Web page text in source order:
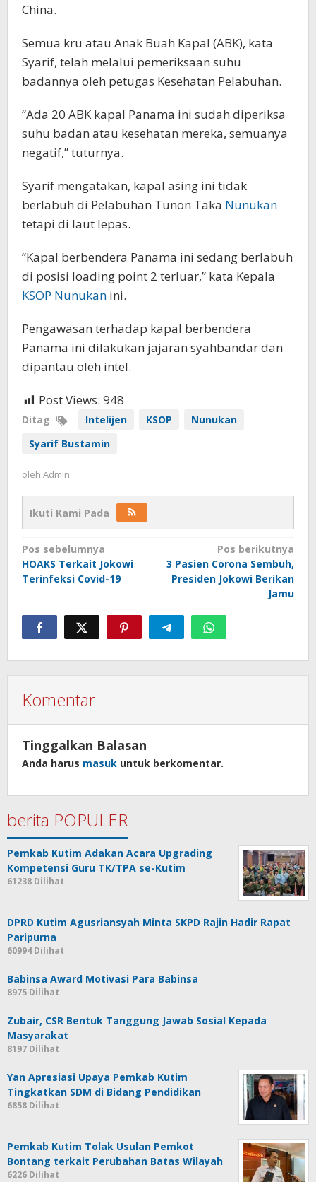
China.
Semua kru atau Anak Buah Kapal (ABK), kata
Syarif, telah melalui pemeriksaan suhu
badannya oleh petugas Kesehatan Pelabuhan.
“Ada 20 ABK kapal Panama ini sudah diperiksa
suhu badan atau kesehatan mereka, semuanya
negatif,” tuturnya.
Syarif mengatakan, kapal asing ini tidak
berlabuh di Pelabuhan Tunon Taka Nunukan
tetapi di laut lepas.
“Kapal berbendera Panama ini sedang berlabuh
di posisi loading point 2 terluar,” kata Kepala
KSOP Nunukan ini.
Pengawasan terhadap kapal berbendera
Panama ini dilakukan jajaran syahbandar dan
dipantau oleh intel.
Post Views: 948
Ditag Intelijen KSOP
Nunukan
Syarif Bustamin
oleh Admin
Ikuti Kami Pada
Navigasi
pos
Pos sebelumnya
HOAKS Terkait Jokowi
Terinfeksi Covid-19
Pos berikutnya
3 Pasien Corona Sembuh,
Presiden Jokowi Berikan
Jamu
Komentar
Tinggalkan Balasan
Anda harus masuk untuk berkomentar.
berita POPULER
Pemkab Kutim Adakan Acara Upgrading
Kompetensi Guru TK/TPA se-Kutim
61238 Dilihat
DPRD Kutim Agusriansyah Minta SKPD Rajin Hadir Rapat
Paripurna
60994 Dilihat
Babinsa Award Motivasi Para Babinsa
8975 Dilihat
Zubair, CSR Bentuk Tanggung Jawab Sosial Kepada
Masyarakat
8197 Dilihat
Yan Apresiasi Upaya Pemkab Kutim
Tingkatkan SDM di Bidang Pendidikan
6858 Dilihat
Pemkab Kutim Tolak Usulan Pemkot
Bontang terkait Perubahan Batas Wilayah
6226 Dilihat